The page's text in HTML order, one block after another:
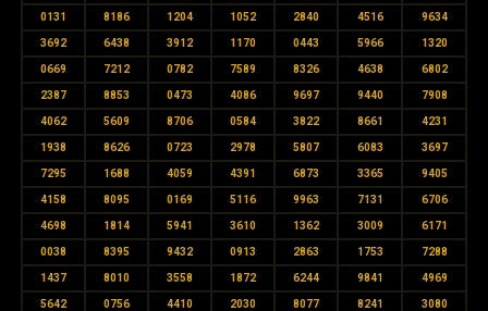
0131 8186 1204 1052 2840 4516 9634
3692 6438 3912 1170 0443 5966 1320
0669 7212 0782 7589 8326 4638 6802
2387 8853 0473 4086 9697 9440 7908
4062 5609 8706 0584 3822 8661 4231
1938 8626 0723 2978 5807 6083 3697
7295 1688 4059 4391 6873 3365 9405
4158 8095 0169 5116 9963 7131 6706
4698 1814 5941 3610 1362 3009 6171
0038 8395 9432 0913 2863 1753 7288
1437 8010 3558 1872 6244 9841 4969
5642 0756 4410 2030 8077 8241 3080